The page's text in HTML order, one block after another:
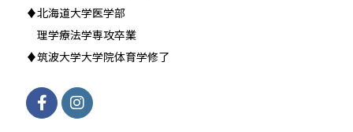
♦北海道大学医学部
理学療法学専攻卒業
♦筑波大学大学院体育学修了